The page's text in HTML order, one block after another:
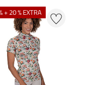
+ 20 % EXTRA